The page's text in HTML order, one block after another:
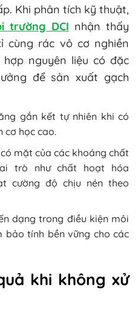
Khi phân tích kỹ thuật,
trường DCI nhận thấy
cùng rác vô cơ nghiền
nguyên liệu có đặc
để sản xuất gạch
gắn kết tự nhiên khi có
cơ học cao.
mặt của các khoáng chất
trò như chất hoạt hóa
cường độ chịu nén theo
dạng trong điều kiện môi
bảo tính bền vững cho các
khi không xử